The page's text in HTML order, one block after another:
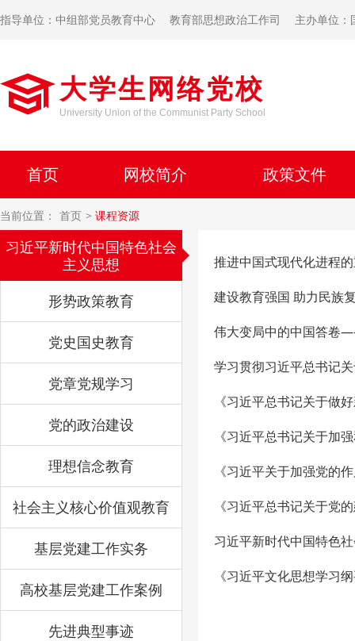
指导单位：中组部党员教育中心 教育部思想政治工作司 主办单位：
大学生网络党校
University Union of the Communist Party School
首页 网校简介 政策文件
当前位置： 首页 课程资源
习近平新时代中国特色社会
主义思想
形势政策教育
党史国史教育
党章党规学习
党的政治建设
理想信念教育
社会主义核心价值观教育
基层党建工作实务
高校基层党建工作案例
先进典型事迹
推进中国式现代化进程
建设教育强国 助力民族
伟大变局中的中国答卷
学习贯彻习近平总书记
《习近平总书记关于做
《习近平总书记关于加
《习近平关于加强党的
《习近平总书记关于党
习近平新时代中国特色
《习近平文化思想学习